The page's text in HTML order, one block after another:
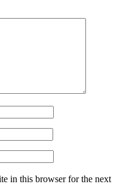
in this browser for the next